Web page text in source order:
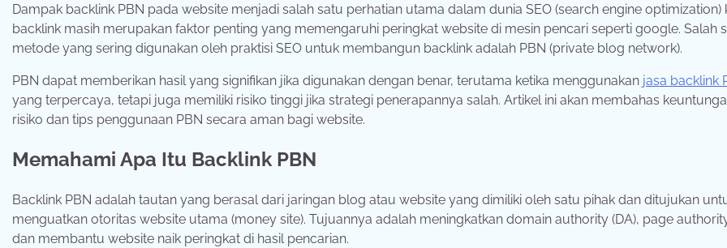
Dampak backlink PBN pada website menjadi salah satu perhatian utama dalam dunia SEO (search engine optimization)
backlink masih merupakan faktor penting yang memengaruhi peringkat website di mesin pencari seperti google. Salah
metode yang sering digunakan oleh praktisi SEO untuk membangun backlink adalah PBN (private blog network).
PBN dapat memberikan hasil yang signifikan jika digunakan dengan benar, terutama ketika menggunakan jasa backlink
yang terpercaya, tetapi juga memiliki risiko tinggi jika strategi penerapannya salah. Artikel ini akan membahas
risiko dan tips penggunaan PBN secara aman bagi website.
Memahami Apa Itu Backlink PBN
Backlink PBN adalah tautan yang berasal dari jaringan blog atau website yang dimiliki oleh satu pihak dan ditujukan
menguatkan otoritas website utama (money site). Tujuannya adalah meningkatkan domain authority (DA), page
dan membantu website naik peringkat di hasil pencarian.